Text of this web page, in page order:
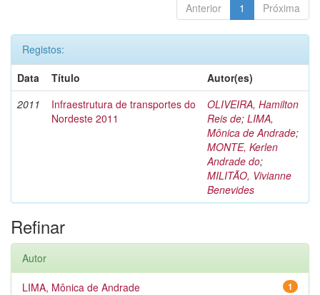
Anterior 1 Próxima
Registos:
Data
Título
Autor(es)
2011
Infraestrutura de transportes do
Nordeste 2011
OLIVEIRA, Hamilton
Reis de; LIMA,
Mônica de Andrade;
MONTE, Kerlen
Andrade do;
MILITÃO, Vivianne
Benevides
Refinar
Autor
1
LIMA, Mônica de Andrade